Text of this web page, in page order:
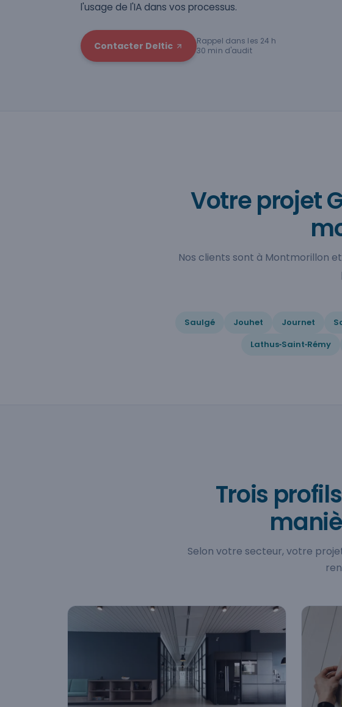
l'usage de l'IA dans vos processus.
Contacter Deltic
Rappel dans les 24 h
30 min d'audit
Votre projet
Nos clients sont à Montmorillon
Saulgé Jouhet Journet
Lathus‑Saint‑Rémy
Trois
Selon votre secteur, votre